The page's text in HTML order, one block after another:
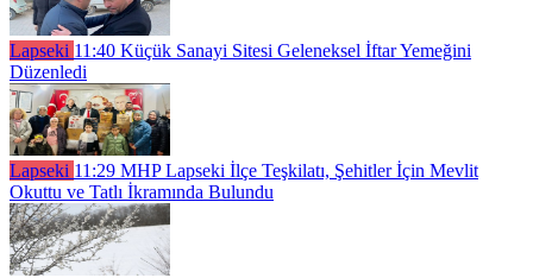
Lapseki 11:40 Küçük Sanayi Sitesi Geleneksel İftar Yemeğini
Düzenledi
Lapseki 11:29 MHP Lapseki İlçe Teşkilatı, Şehitler İçin Mevlit
Okuttu ve Tatlı İkramında Bulundu